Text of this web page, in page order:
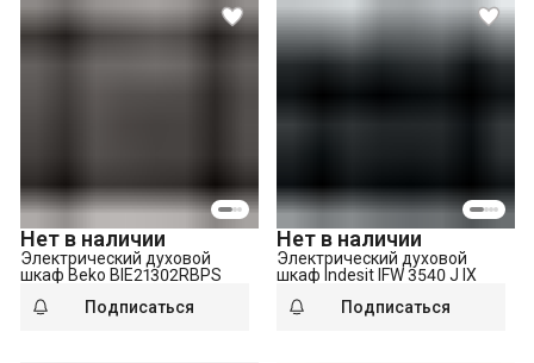
Нет в наличии
Электрический духовой
шкаф Beko BIE21302RBPS
Подписаться
Нет в наличии
Электрический духовой
шкаф Indesit IFW 3540 J IX
Подписаться